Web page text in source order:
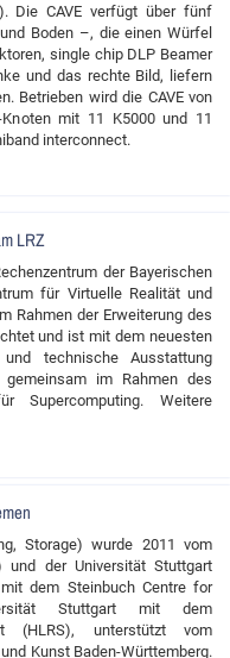
Die CAVE verfügt über fünf
Boden –, die einen Würfel
single chip DLP Beamer
und das rechte Bild, liefern
Betrieben wird die CAVE von
mit 11 K5000 und 11
interconnect.
LRZ
der Bayerischen
für Virtuelle Realität und
Rahmen der Erweiterung des
und ist mit dem neuesten
technische Ausstattung
im Rahmen des
Weitere
Storage) wurde 2011 vom
und der Universität Stuttgart
dem Steinbuch Centre for
Stuttgart mit dem
(HLRS), unterstützt vom
Kunst Baden-Württemberg.